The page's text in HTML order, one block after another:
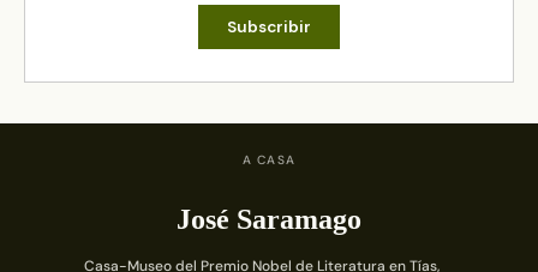
A CASA
José Saramago
Casa-Museo del Premio Nobel de Literatura en Tías,